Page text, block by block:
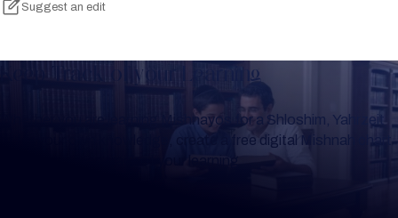
Suggest an edit
Keep Track of your Learning
Whether you are learning Mishnayos for a Shloshim, Yahrzeit
or for your own knowledge, create a free digital Mishnah chart
to help you keep track of your learning.